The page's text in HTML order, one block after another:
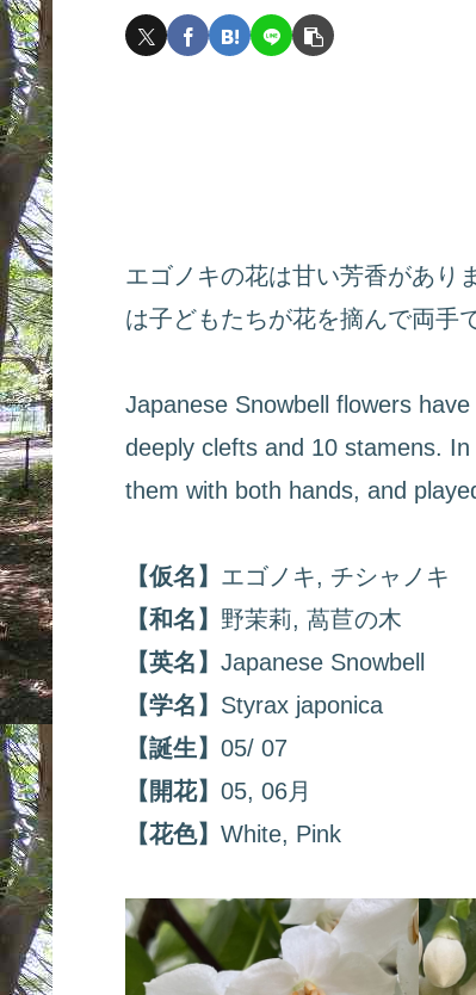
エゴノキの花は甘い芳香があり
は子どもたちが花を摘んで両手
Japanese Snowbell flowers
deeply clefts and 10 stamens.
them with both hands, and
【仮名】 エゴノキ, チシャノキ
【和名】 野茉莉, 萵苣の木
【英名】 Japanese Snowbell
【学名】 Styrax japonica
【誕生】 05/ 07
【開花】 05, 06月
【花色】 White, Pink